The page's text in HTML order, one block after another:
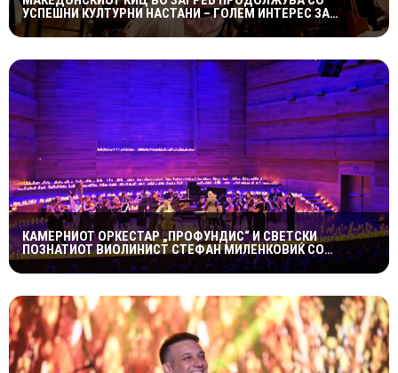
УСПЕШНИ КУЛТУРНИ НАСТАНИ – ГОЛЕМ ИНТЕРЕС ЗА
„ИСТОРИЈА НА МАКЕДОНСКАТА РОК МУЗИКА“
КАМЕРНИОТ ОРКЕСТАР „ПРОФУНДИС“ И СВЕТСКИ
ПОЗНАТИОТ ВИОЛИНИСТ СТЕФАН МИЛЕНКОВИЌ СО
СПЕКТАКУЛАРЕН „CANDLELIGHT“ КОНЦЕРТ НА „ОХРИДСКО
ЛЕТО“